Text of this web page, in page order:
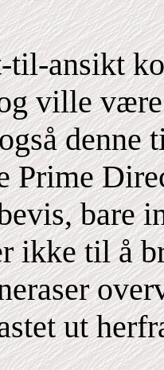
til-ansikt
ville
Prime
bare
ikke til å
ut